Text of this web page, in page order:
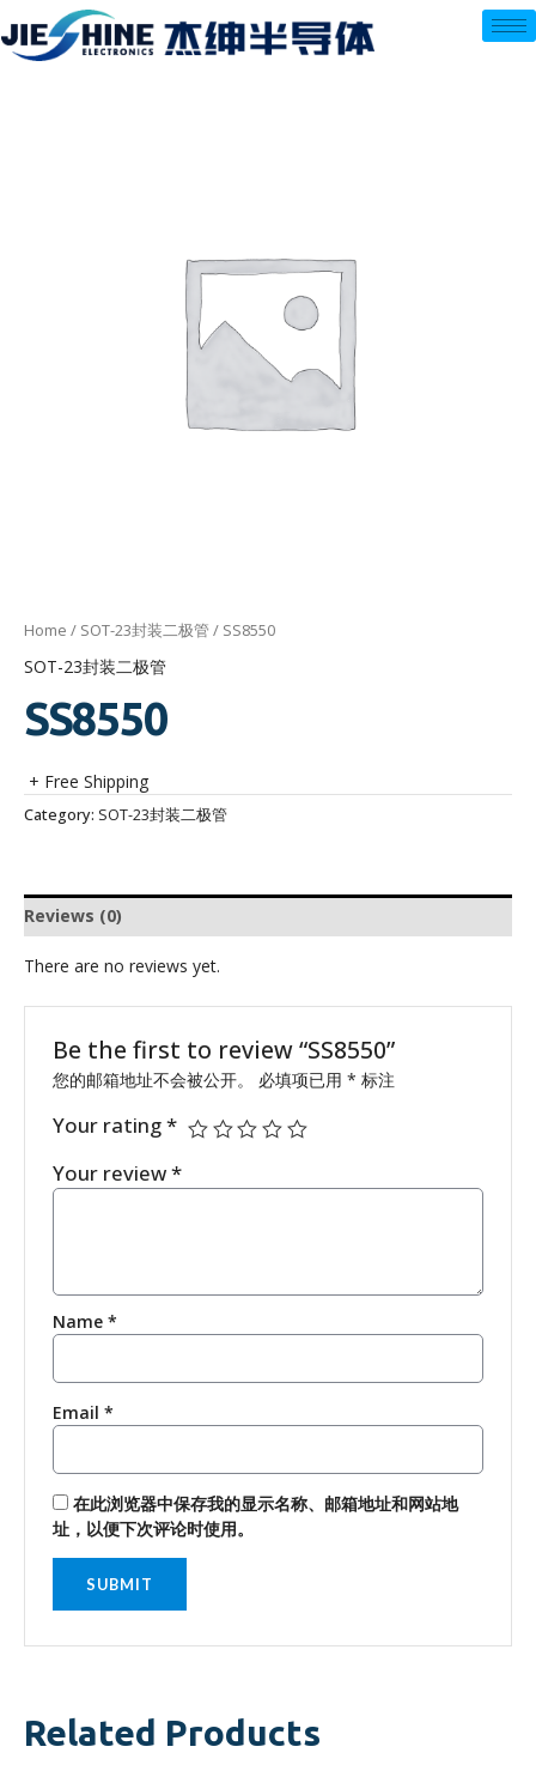
至
内
Home / SOT-23封装二极管 / SS8550
SOT-23封装二极管
SS8550
+ Free Shipping
Category: SOT-23封装二极管
Reviews (0)
There are no reviews yet.
Be the first to review “SS8550”
您的邮箱地址不会被公开。 必填项已用* 标注
Your rating*
Your review*
Name*
Email*
在此浏览器中保存我的显示名称、邮箱地址和网站地
址，以便下次评论时使用。
Related Products